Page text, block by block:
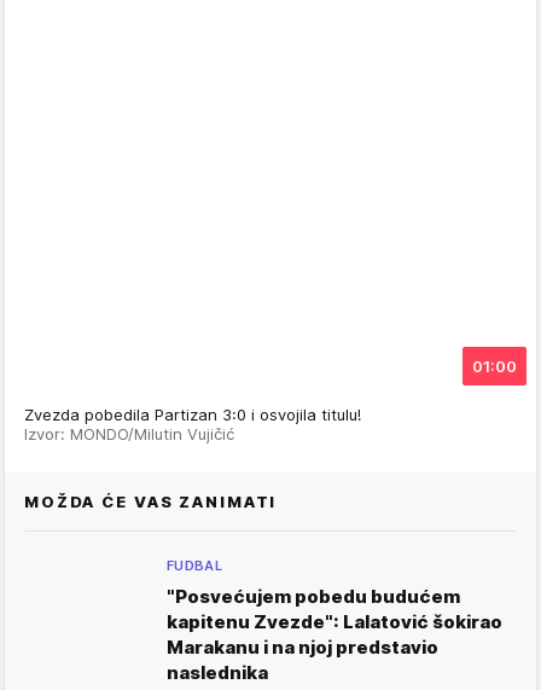
01:00
Zvezda pobedila Partizan 3:0 i osvojila titulu!
Izvor: MONDO/Milutin Vujičić
MOŽDA ĆE VAS ZANIMATI
FUDBAL
"Posvećujem pobedu budućem
kapitenu Zvezde": Lalatović šokirao
Marakanu i na njoj predstavio
naslednika